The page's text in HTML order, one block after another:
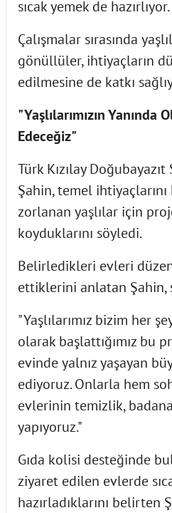
sıcak yemek de hazırlıyor.
Çalışmalar sırasında
gönüllüler, ihtiyaçların
edilmesine de katkı
"Yaşlılarımızın Yanında
Edeceğiz"
Türk Kızılay
Şahin, temel ihtiyaçlarını
zorlanan yaşlılar için
koyduklarını söyledi.
Belirledikleri evleri
ettiklerini anlatan Şahin,
"Yaşlılarımız bizim her
olarak başlattığımız bu
evinde yalnız yaşayan
ediyoruz. Onlarla hem
evlerinin temizlik,
yapıyoruz."
Gıda kolisi desteğinde
ziyaret edilen evlerde
hazırladıklarını belirten